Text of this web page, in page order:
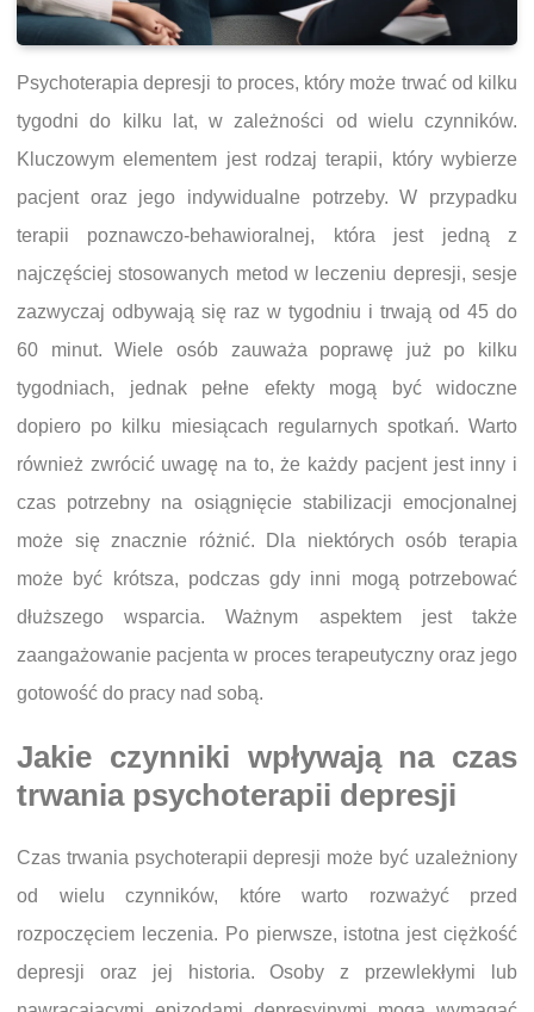
Psychoterapia depresji to proces, który może trwać od kilku
tygodni do kilku lat, w zależności od wielu czynników.
Kluczowym elementem jest rodzaj terapii, który wybierze
pacjent oraz jego indywidualne potrzeby. W przypadku
terapii poznawczo-behawioralnej, która jest jedną z
najczęściej stosowanych metod w leczeniu depresji, sesje
zazwyczaj odbywają się raz w tygodniu i trwają od 45 do
60 minut. Wiele osób zauważa poprawę już po kilku
tygodniach, jednak pełne efekty mogą być widoczne
dopiero po kilku miesiącach regularnych spotkań. Warto
również zwrócić uwagę na to, że każdy pacjent jest inny i
czas potrzebny na osiągnięcie stabilizacji emocjonalnej
może się znacznie różnić. Dla niektórych osób terapia
może być krótsza, podczas gdy inni mogą potrzebować
dłuższego wsparcia. Ważnym aspektem jest także
zaangażowanie pacjenta w proces terapeutyczny oraz jego
gotowość do pracy nad sobą.
Jakie czynniki wpływają na czas
trwania psychoterapii depresji
Czas trwania psychoterapii depresji może być uzależniony
od wielu czynników, które warto rozważyć przed
rozpoczęciem leczenia. Po pierwsze, istotna jest ciężkość
depresji oraz jej historia. Osoby z przewlekłymi lub